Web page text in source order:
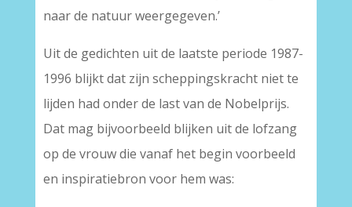
naar de natuur weergegeven.’
Uit de gedichten uit de laatste periode 1987-
1996 blijkt dat zijn scheppingskracht niet te
lijden had onder de last van de Nobelprijs.
Dat mag bijvoorbeeld blijken uit de lofzang
op de vrouw die vanaf het begin voorbeeld
en inspiratiebron voor hem was: